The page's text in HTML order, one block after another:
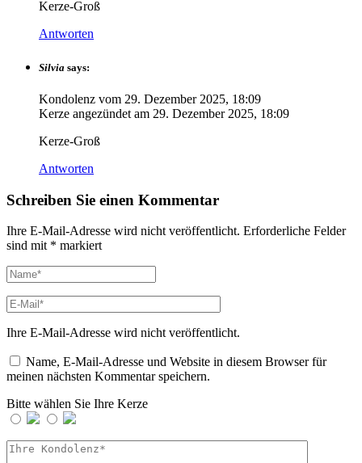
Kerze-Groß
Antworten
Silvia says:
Kondolenz vom 29. Dezember 2025, 18:09
Kerze angezündet am 29. Dezember 2025, 18:09
Kerze-Groß
Antworten
Schreiben Sie einen Kommentar
Ihre E-Mail-Adresse wird nicht veröffentlicht. Erforderliche Felder
sind mit * markiert
Ihre E-Mail-Adresse wird nicht veröffentlicht.
Name, E-Mail-Adresse und Website in diesem Browser für
meinen nächsten Kommentar speichern.
Bitte wählen Sie Ihre Kerze